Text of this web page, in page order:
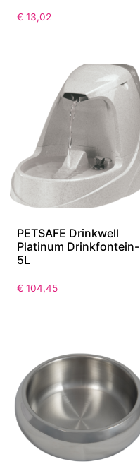
€ 13,02
PETSAFE Drinkwell
Platinum Drinkfontein-
5L
€ 104,45